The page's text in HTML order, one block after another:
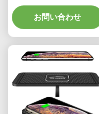
ー 車用 15w 急速充電
お問い合わせ